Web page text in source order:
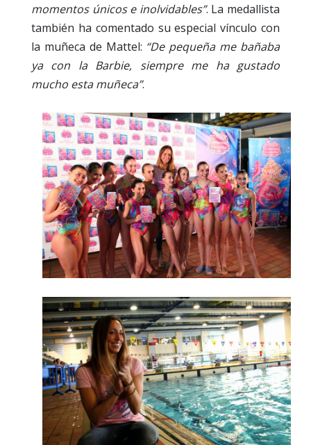
momentos únicos e inolvidables”. La medallista
también ha comentado su especial vínculo con
la muñeca de Mattel: “De pequeña me bañaba
ya con la Barbie, siempre me ha gustado
mucho esta muñeca”.